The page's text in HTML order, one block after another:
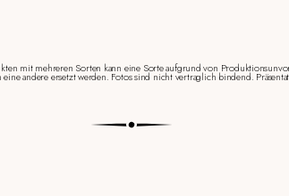
mit mehreren Sorten kann eine Sorte aufgrund von
eine andere ersetzt werden. Fotos sind nicht vertraglich bindend.